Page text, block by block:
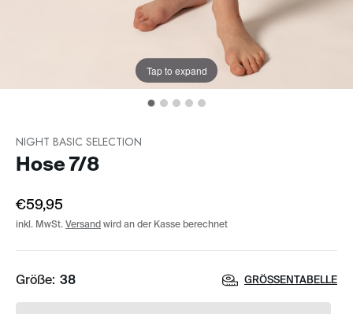
Tap to expand
NIGHT BASIC SELECTION
Hose 7/8
€59,95
inkl. MwSt. Versand wird an der Kasse berechnet
Größe: 38 GRÖSSENTABELLE